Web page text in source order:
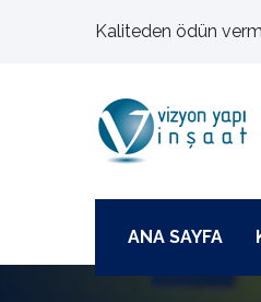
Kaliteden ödün
ANA SAYFA